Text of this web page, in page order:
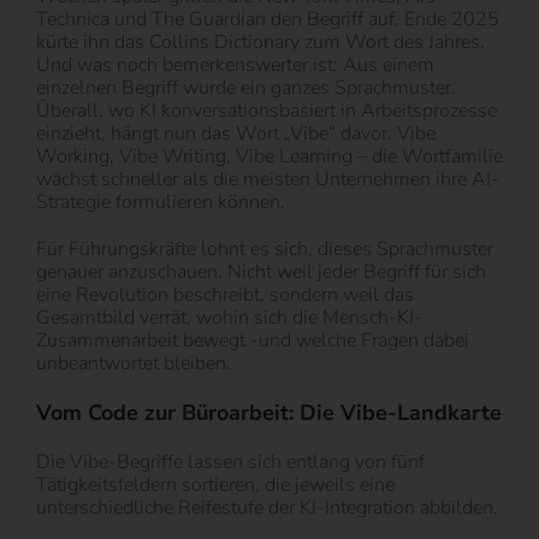
Technica und The Guardian den Begriff auf. Ende 2025
kürte ihn das Collins Dictionary zum Wort des Jahres.
Und was noch bemerkenswerter ist: Aus einem
einzelnen Begriff wurde ein ganzes Sprachmuster.
Überall, wo KI konversationsbasiert in Arbeitsprozesse
einzieht, hängt nun das Wort „Vibe“ davor. Vibe
Working, Vibe Writing, Vibe Learning – die Wortfamilie
wächst schneller als die meisten Unternehmen ihre AI-
Strategie formulieren können.
Für Führungskräfte lohnt es sich, dieses Sprachmuster
genauer anzuschauen. Nicht weil jeder Begriff für sich
eine Revolution beschreibt, sondern weil das
Gesamtbild verrät, wohin sich die Mensch-KI-
Zusammenarbeit bewegt -und welche Fragen dabei
unbeantwortet bleiben.
Vom Code zur Büroarbeit: Die Vibe-Landkarte
Die Vibe-Begriffe lassen sich entlang von fünf
Tätigkeitsfeldern sortieren, die jeweils eine
unterschiedliche Reifestufe der KI-Integration abbilden.